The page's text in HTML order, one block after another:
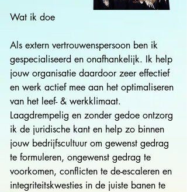
Wat ik doe
Als extern vertrouwenspersoon ben ik
gespecialiseerd en onafhankelijk. Ik help
jouw organisatie daardoor zeer effectief
en werk actief mee aan het optimaliseren
van het leef- & werkklimaat.
Laagdrempelig en zonder gedoe ontzorg
ik de juridische kant en help zo binnen
jouw bedrijfscultuur om gewenst gedrag
te formuleren, ongewenst gedrag te
voorkomen, conflicten te de-escaleren en
integriteitskwesties in de juiste banen te